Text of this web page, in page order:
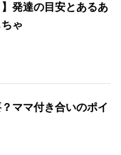
】発達の目安とあるあ
ゃ
ママ付き合いのポイ